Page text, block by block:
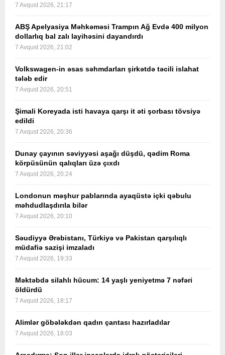
7 Avqust 2026, 21:17
ABŞ Apelyasiya Məhkəməsi Trampın Ağ Evdə 400 milyon
dollarlıq bal zalı layihəsini dayandırdı
7 Avqust 2026, 21:02
Volkswagen-in əsas səhmdarları şirkətdə təcili islahat
tələb edir
7 Avqust 2026, 20:51
Şimali Koreyada isti havaya qarşı it əti şorbası tövsiyə
edildi
7 Avqust 2026, 20:36
Dunay çayının səviyyəsi aşağı düşdü, qədim Roma
körpüsünün qalıqları üzə çıxdı
7 Avqust 2026, 20:24
Londonun məşhur pablarında ayaqüstə içki qəbulu
məhdudlaşdırıla bilər
7 Avqust 2026, 20:10
Səudiyyə Ərəbistanı, Türkiyə və Pakistan qarşılıqlı
müdafiə sazişi imzaladı
7 Avqust 2026, 19:33
Məktəbdə silahlı hücum: 14 yaşlı yeniyetmə 7 nəfəri
öldürdü
7 Avqust 2026, 18:17
Alimlər göbələkdən qadın çantası hazırladılar
7 Avqust 2026, 18:03